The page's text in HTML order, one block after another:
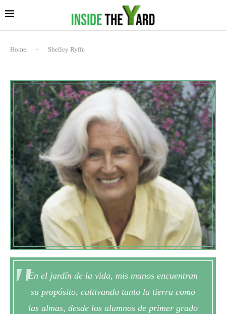
Home – Shelley Ryffe
En el jardín de la vida, mis manos encuentran
su propósito, cultivando tanto la tierra como
las almas, desde los alumnos de primer grado